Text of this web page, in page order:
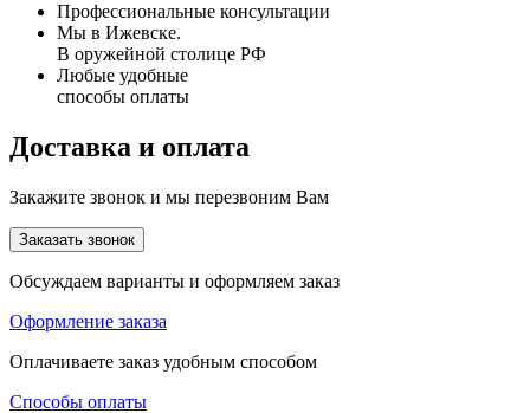
Профессиональные консультации
Мы в Ижевске.
В оружейной столице РФ
Любые удобные
способы оплаты
Доставка и оплата
Закажите звонок и мы перезвоним Вам
Заказать звонок
Обсуждаем варианты и оформляем заказ
Оформление заказа
Оплачиваете заказ удобным способом
Способы оплаты